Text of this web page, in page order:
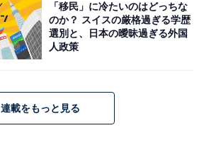
「移民」に冷たいのはどっちな
のか？ スイスの厳格過ぎる学歴
選別と、日本の曖昧過ぎる外国
人政策
連載をもっと見る